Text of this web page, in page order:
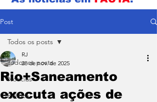
Post
Todos os posts
Notícias
Política
Todos os posts
Rio+Saneamento
executa ações de
RJ
28 de nov. de 2025